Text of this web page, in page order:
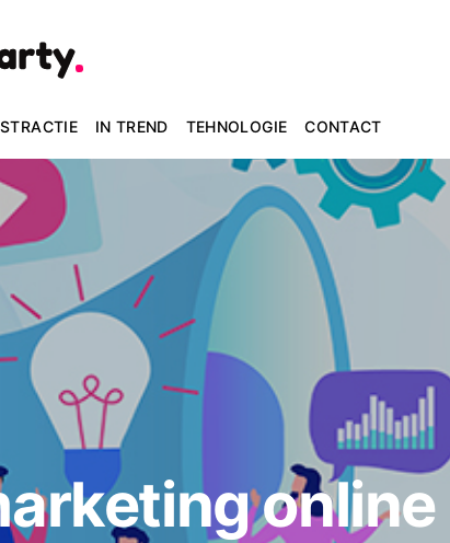
IN TREND TEHNOLOGIE CONTACT
online